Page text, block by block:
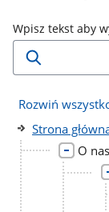
Wpisz tekst aby
Rozwiń
Strona
O nas